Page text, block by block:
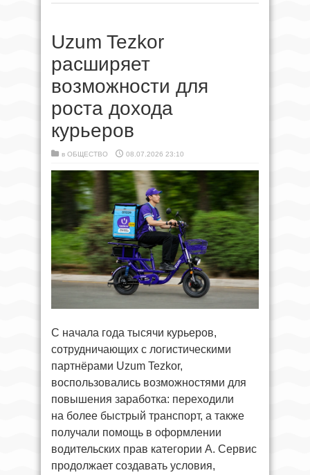
Uzum Tezkor
расширяет
возможности для
роста дохода
курьеров
в ОБЩЕСТВО 08.07.2026 23:10
С начала года тысячи курьеров,
сотрудничающих с логистическими
партнёрами Uzum Tezkor,
воспользовались возможностями для
повышения заработка: переходили
на более быстрый транспорт, а также
получали помощь в оформлении
водительских прав категории А. Сервис
продолжает создавать условия,